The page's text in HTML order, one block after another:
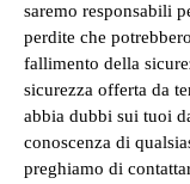
saremo responsabili
perdite che
fallimento della
sicurezza offerta da
abbia dubbi sui tuoi
conoscenza di
preghiamo di